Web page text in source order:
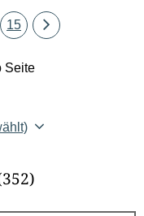
Seite
15
Eine
Seite